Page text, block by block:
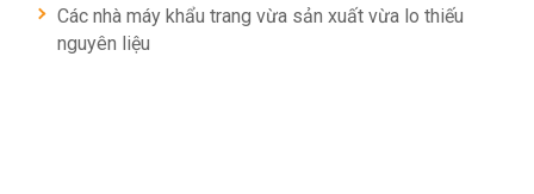
Các nhà máy khẩu trang vừa sản xuất vừa lo thiếu
nguyên liệu